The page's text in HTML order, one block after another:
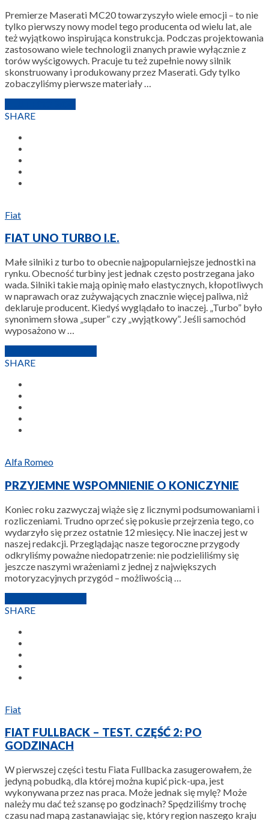
Premierze Maserati MC20 towarzyszyło wiele emocji – to nie
tylko pierwszy nowy model tego producenta od wielu lat, ale
też wyjątkowo inspirująca konstrukcja. Podczas projektowania
zastosowano wiele technologii znanych prawie wyłącznie z
torów wyścigowych. Pracuje tu też zupełnie nowy silnik
skonstruowany i produkowany przez Maserati. Gdy tylko
zobaczyliśmy pierwsze materiały …
SHARE
Fiat
FIAT UNO TURBO I.E.
Małe silniki z turbo to obecnie najpopularniejsze jednostki na
rynku. Obecność turbiny jest jednak często postrzegana jako
wada. Silniki takie mają opinię mało elastycznych, kłopotliwych
w naprawach oraz zużywających znacznie więcej paliwa, niż
deklaruje producent. Kiedyś wyglądało to inaczej. „Turbo” było
synonimem słowa „super” czy „wyjątkowy”. Jeśli samochód
wyposażono w …
SHARE
Alfa Romeo
PRZYJEMNE WSPOMNIENIE O KONICZYNIE
Koniec roku zazwyczaj wiąże się z licznymi podsumowaniami i
rozliczeniami. Trudno oprzeć się pokusie przejrzenia tego, co
wydarzyło się przez ostatnie 12 miesięcy. Nie inaczej jest w
naszej redakcji. Przeglądając nasze tegoroczne przygody
odkryliśmy poważne niedopatrzenie: nie podzieliliśmy się
jeszcze naszymi wrażeniami z jednej z największych
motoryzacyjnych przygód – możliwością …
SHARE
Fiat
FIAT FULLBACK – TEST. CZĘŚĆ 2: PO
GODZINACH
W pierwszej części testu Fiata Fullbacka zasugerowałem, że
jedyną pobudką, dla której można kupić pick-upa, jest
wykonywana przez nas praca. Może jednak się mylę? Może
należy mu dać też szansę po godzinach? Spędziliśmy trochę
czasu nad mapą zastanawiając się, który region naszego kraju